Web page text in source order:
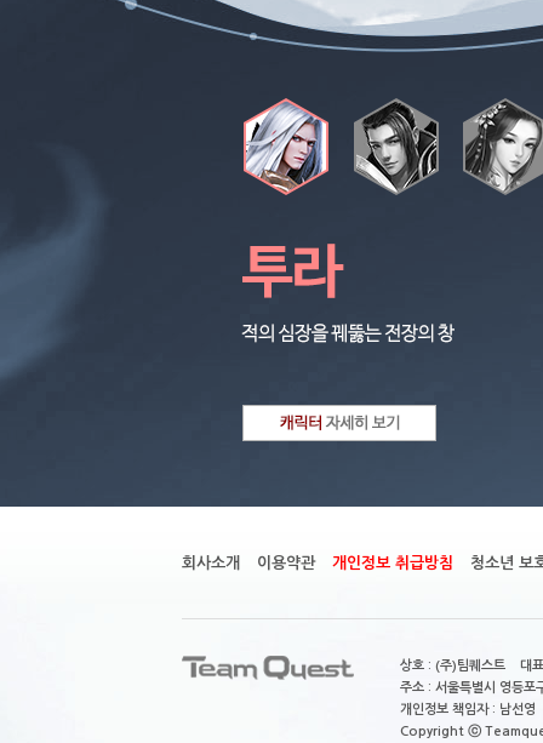
회사소개 이용약관 개인정보 취급방침 청소년 보
상호 : (주)팀퀘스트 대
주소 : 서울특별시 영등
개인정보 책임자 : 남
Copyright ⓒ